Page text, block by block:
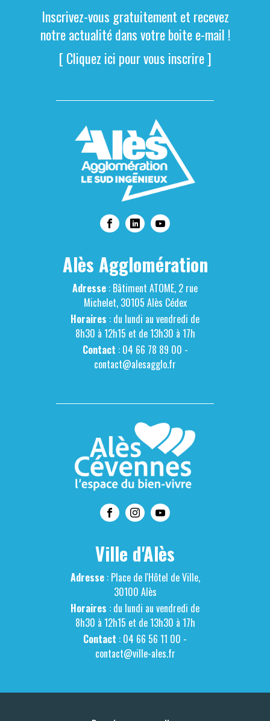
Inscrivez-vous gratuitement et recevez
notre actualité dans votre boite e-mail !
[ Cliquez ici pour vous inscrire ]
Alès Agglomération
Adresse : Bâtiment ATOME, 2 rue
Michelet, 30105 Alès Cédex
Horaires : du lundi au vendredi de
8h30 à 12h15 et de 13h30 à 17h
Contact : 04 66 78 89 00 -
contact@alesagglo.fr
Ville d'Alès
Adresse: Place de l'Hôtel de Ville,
30100 Alès
Horaires : du lundi au vendredi de
8h30 à 12h15 et de 13h30 à 17h
Contact : 04 66 56 11 00 -
contact@ville-ales.fr